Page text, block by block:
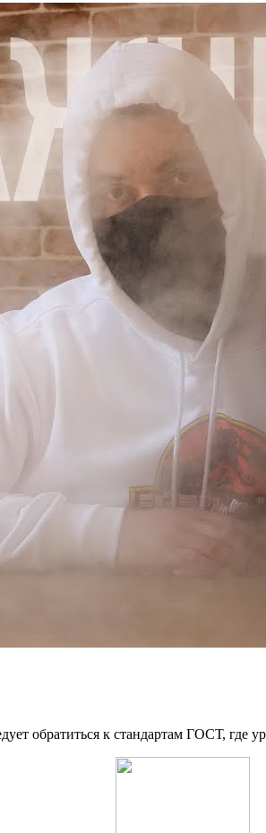
обратиться к стандартам ГОСТ, где